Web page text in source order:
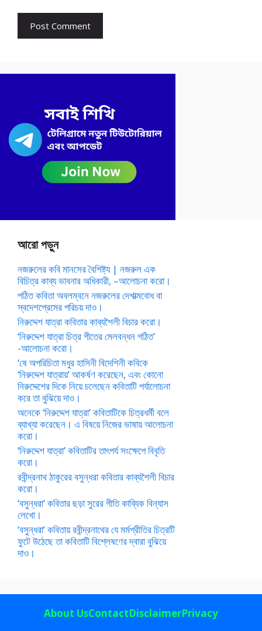
আরো পড়ুন
নজরুলের কবি মানসের বৈশিষ্ট্য | নজরুল এক
বিচিত্র কাব্য ভাবনার অধিকারী, –আলোচনা করো।
পঠিত কবিতা অবলম্বনে নজরুলের দেশাত্মবোধ বা
স্বদেশপ্রেমের পরিচয় দাও।
নিরুদ্দেশ যাত্রা কবিতার কাব্যশৈলী বিচার করো।
‘নিরুদ্দেশ যাত্রা চিত্র গীতের মেলবন্ধন গঠিত’
-আলোচনা করো।
‘ষে অপরিচিতা মধুর হাসিনী বিদেশিনী কবিকে
‘নিরুদ্দেশ যাত্রায়’ আকর্ষণ করেছেন, এবং কোনো
নিরুদ্দেশের দিকে নিয়ে চলেছেন কবিতাটি পর্যালোচনা
করে তা বুঝিয়ে দাও।
অনেকে ‘নিরুদ্দেশ যাত্রা’ কবিতাটিকে চিত্রধর্মী বলে
ব্যাখ্যা করেছেন। এ বিষয়ে নিজের ভাষায় আলোচনা
করো।
‘নিরুদ্দেশ যাত্রা’ কবিতাটির তাৎপর্য সংক্ষেপে বিবৃতি
করো।
রবীন্দ্রনাথ ঠাকুরের বসুন্ধরা কবিতার কাব্যশৈলী বিচার
করো।
‘বসুন্ধরা’ কবিতার ছড়া সুরের গীতি কাব্যিক বিন্যাস
লেখো।
‘বসুন্ধরা’ কবিতায় রবীন্দ্রনাথের যে মর্মপ্রীতির চিত্রটি
ফুটে উঠেছে তা কবিতাটি বিশ্লেষণের দ্বারা বুঝিয়ে
দাও।
About UsContactDisclaimerPrivacy